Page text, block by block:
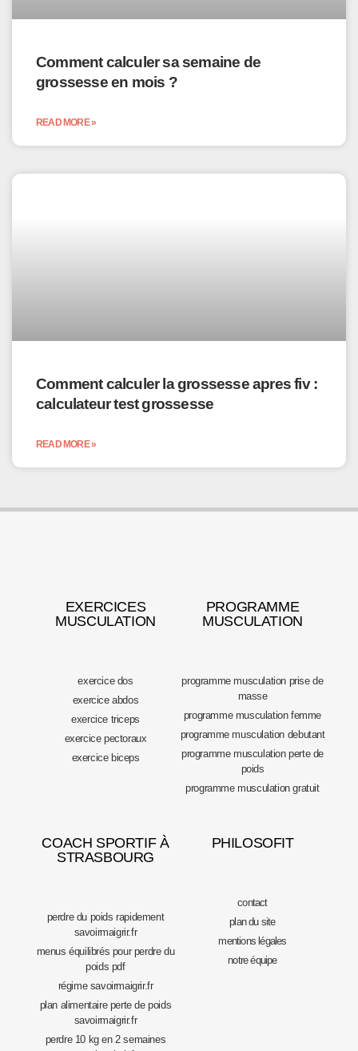
Comment calculer sa semaine de
grossesse en mois ?
READ MORE »
Comment calculer la grossesse apres fiv :
calculateur test grossesse
READ MORE »
EXERCICES
MUSCULATION
exercice dos
exercice abdos
exercice triceps
exercice pectoraux
exercice biceps
PROGRAMME
MUSCULATION
programme musculation prise de
masse
programme musculation femme
programme musculation debutant
programme musculation perte de
poids
programme musculation gratuit
COACH SPORTIF À
STRASBOURG
perdre du poids rapidement
savoirmaigrir.fr
menus équilibrés pour perdre du
poids pdf
régime savoirmaigrir.fr
plan alimentaire perte de poids
savoirmaigrir.fr
perdre 10 kg en 2 semaines
PHILOSOFIT
contact
plan du site
mentions légales
notre équipe